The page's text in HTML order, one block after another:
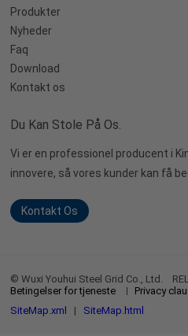
Produkter
Nyheder
Faq
Download
Kontakt os
Du Kan Stole På Os.
Vi er en professionel producent i
innovere, så vores kunder kan få
Kontakt Os
© Wuxi Youhui Steel Grid Co., Ltd.
Betingelser for tjeneste
Privacy
SiteMap.xml | SiteMap.html